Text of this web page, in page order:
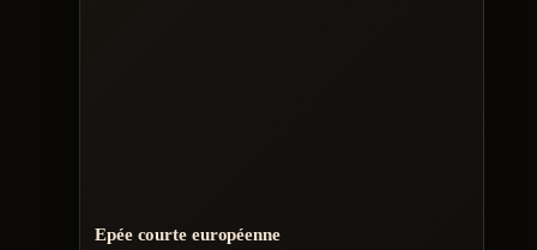
Epée courte européenne